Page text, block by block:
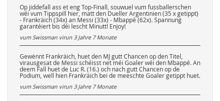
Op jiddefall ass et eng Top-Finall, souwuel vum fussballerschen
wéi vum Tippspill hier, matt den Dueller Argentinien (35 x getippt)
- Frankräich (34x) an Messi (33x) - Mbappé (62x). Spannung
garantéiert bis déi lescht Minutt! Enjoy!
vum Swissman virun 3 Jahre 7 Monate
Gewënnt Frankräich, huet den MJ gutt Chancen op den Titel,
virausgesat de Messi schéisst net méi Goaler wéi den Mbappé. An
deem Fall huet de Luc R. (16.) och nach gutt Chancen op de
Podium, well hien Frankräich bei de meeschte Goaler getippt huet.
vum Swissman virun 3 Jahre 7 Monate